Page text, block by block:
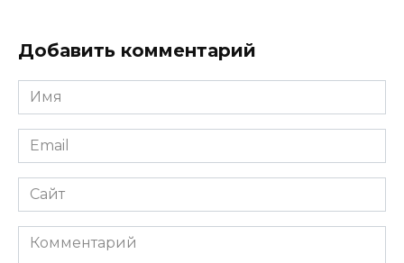
Добавить комментарий
Имя
*
Email
*
Сайт
Комментарий